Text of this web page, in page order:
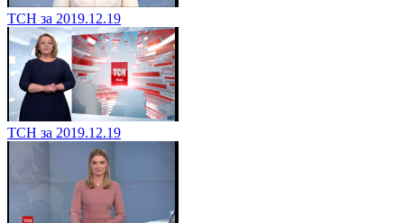
ТСН за 2019.12.19
ТСН за 2019.12.19